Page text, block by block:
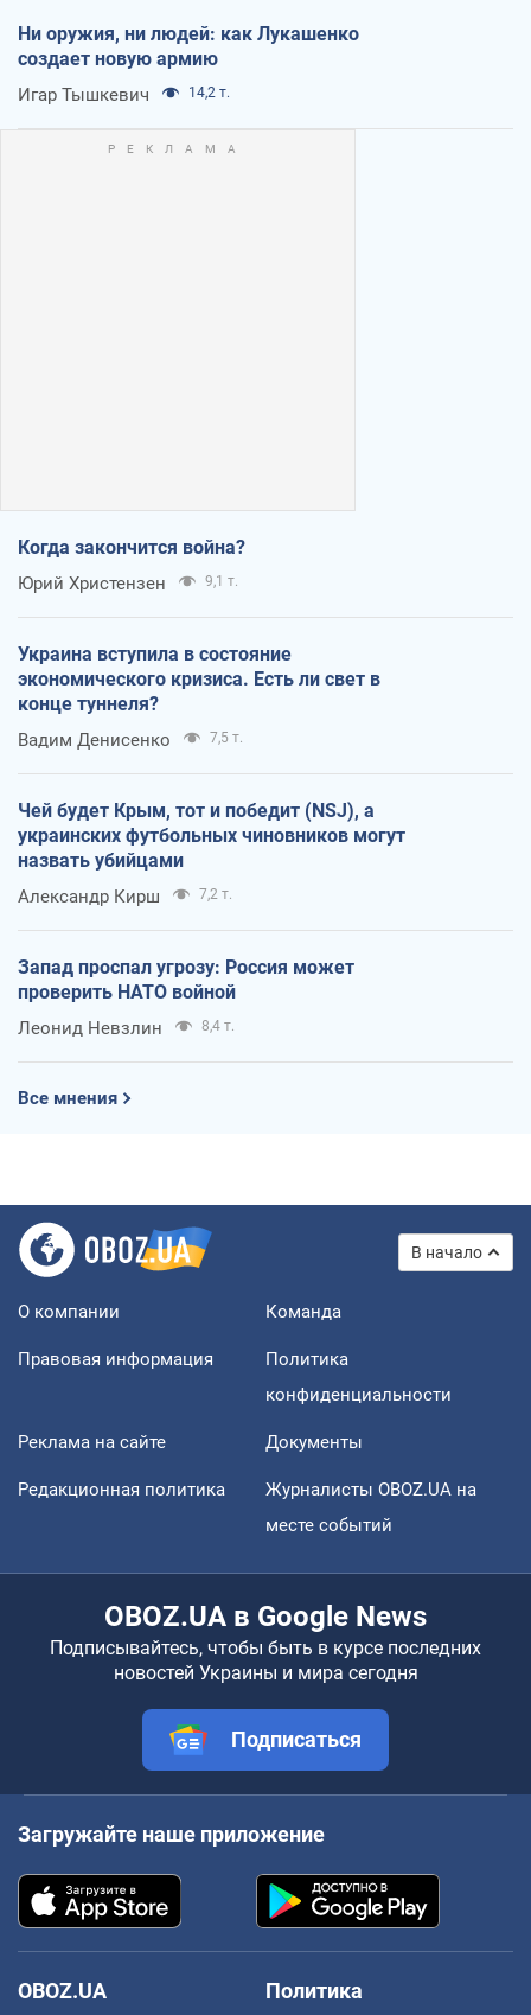
Ни оружия, ни людей: как Лукашенко
создает новую армию
Игар Тышкевич 14,2 т.
Когда закончится война?
Юрий Христензен 9,1 т.
Украина вступила в состояние
экономического кризиса. Есть ли свет в
конце туннеля?
Вадим Денисенко 7,5 т.
Чей будет Крым, тот и победит (NSJ), а
украинских футбольных чиновников могут
назвать убийцами
Александр Кирш 7,2 т.
Запад проспал угрозу: Россия может
проверить НАТО войной
Леонид Невзлин 8,4 т.
Все мнения
В начало
О компании Команда
Правовая информация
Политика
конфиденциальности
Реклама на сайте Документы
Редакционная политика
Журналисты OBOZ.UA на
месте событий
OBOZ.UA в Google News
Подписывайтесь, чтобы быть в курсе последних
новостей Украины и мира сегодня
Подписаться
Загружайте наше приложение
OBOZ.UA
Политика